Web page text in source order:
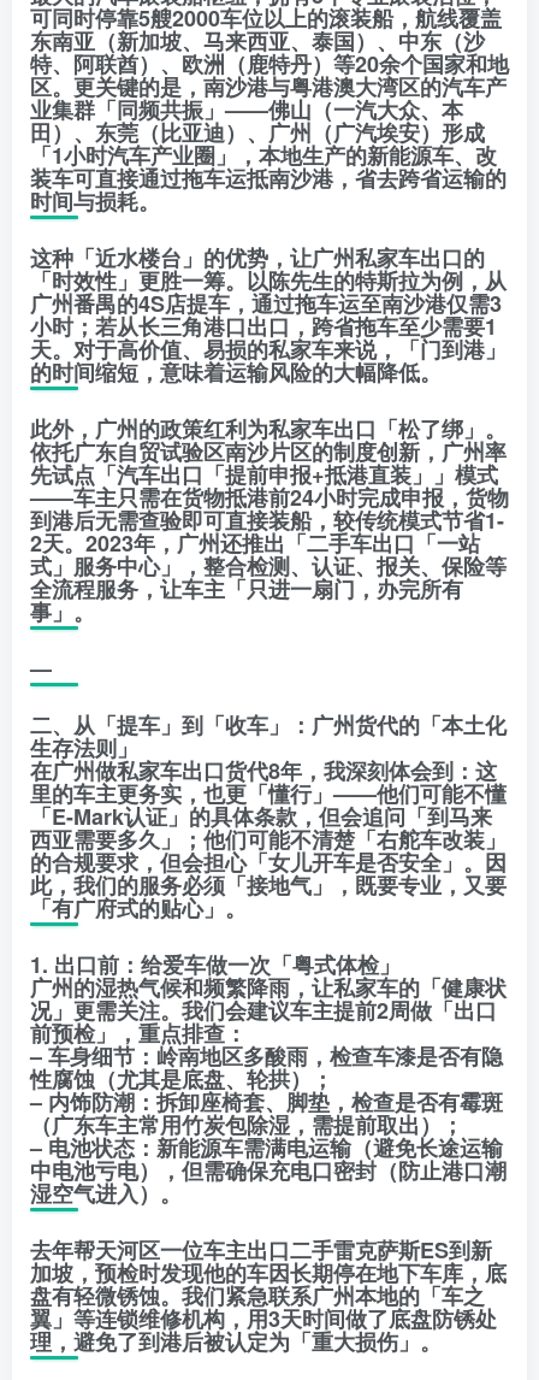
可同时停靠5艘2000车位以上的滚装船，航线覆盖
东南亚（新加坡、马来西亚、泰国）、中东（沙
特、阿联酋）、欧洲（鹿特丹）等20余个国家和地
区。更关键的是，南沙港与粤港澳大湾区的汽车产
业集群「同频共振」——佛山（一汽大众、本
田）、东莞（比亚迪）、广州（广汽埃安）形成
「1小时汽车产业圈」，本地生产的新能源车、改
装车可直接通过拖车运抵南沙港，省去跨省运输的
时间与损耗。
这种「近水楼台」的优势，让广州私家车出口的
「时效性」更胜一筹。以陈先生的特斯拉为例，从
广州番禺的4S店提车，通过拖车运至南沙港仅需3
小时；若从长三角港口出口，跨省拖车至少需要1
天。对于高价值、易损的私家车来说，「门到港」
的时间缩短，意味着运输风险的大幅降低。
此外，广州的政策红利为私家车出口「松了绑」。
依托广东自贸试验区南沙片区的制度创新，广州率
先试点「汽车出口「提前申报+抵港直装」」模式
——车主只需在货物抵港前24小时完成申报，货物
到港后无需查验即可直接装船，较传统模式节省1-
2天。2023年，广州还推出「二手车出口「一站
式」服务中心」，整合检测、认证、报关、保险等
全流程服务，让车主「只进一扇门，办完所有
事」。
—
二、从「提车」到「收车」：广州货代的「本土化
生存法则」
在广州做私家车出口货代8年，我深刻体会到：这
里的车主更务实，也更「懂行」——他们可能不懂
「E-Mark认证」的具体条款，但会追问「到马来
西亚需要多久」；他们可能不清楚「右舵车改装」
的合规要求，但会担心「女儿开车是否安全」。因
此，我们的服务必须「接地气」，既要专业，又要
「有广府式的贴心」。
1. 出口前：给爱车做一次「粤式体检」
广州的湿热气候和频繁降雨，让私家车的「健康状
况」更需关注。我们会建议车主提前2周做「出口
前预检」，重点排查：
– 车身细节：岭南地区多酸雨，检查车漆是否有隐
性腐蚀（尤其是底盘、轮拱）；
– 内饰防潮：拆卸座椅套、脚垫，检查是否有霉斑
（广东车主常用竹炭包除湿，需提前取出）；
– 电池状态：新能源车需满电运输（避免长途运输
中电池亏电），但需确保充电口密封（防止港口潮
湿空气进入）。
去年帮天河区一位车主出口二手雷克萨斯ES到新
加坡，预检时发现他的车因长期停在地下车库，底
盘有轻微锈蚀。我们紧急联系广州本地的「车之
翼」等连锁维修机构，用3天时间做了底盘防锈处
理，避免了到港后被认定为「重大损伤」。